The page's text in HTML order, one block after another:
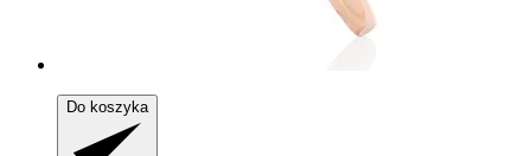
Do koszyka